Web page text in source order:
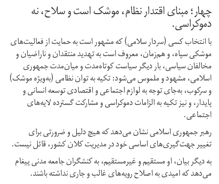
چهار؛ مبنای اقتدار نظام، موشک است و سلاح، نه
دموکراسی.
با انتخاب کسی (سردار سلامی) که مشهور است به حمایت از فعالیت‌های
موشکی سپاه، و هم‌زمان، معروف است به تهدید منتقدان و ناراضیان و
مخالفان سیاسی، بار دیگر سیاست کوتاه‌مدت و میان‌مدت جمهوری
اسلامی، مشهود و ملموس می‌شود: تکیه به توان نظامی (به‌ویژه موشک)
و سرکوب، به‌جای توجه به لوازم اجتماعی و اقتصادی توسعه انسانی و
پایدار، و نیز تکیه به الزامات دموکراسی و مشارکت گسترده لایه‌های
اجتماعی.
رهبر جمهوری اسلامی نشان می‌دهد که هیچ دلیل و ضرورتی برای
تغییر جهت‌گیری‌های اساسی خود در مدیریت کلان کشور، قائل نیست.
به دیگر بیان، او مستقیم و غیرمستقیم، به کنشگران جامعه مدنی پیغام
می‌دهد که امیدی به اصلاح رویه‌های غالب و جاری نداشته باشند.